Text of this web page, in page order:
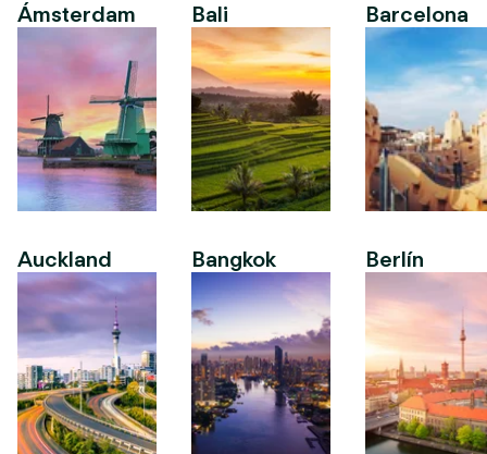
Ámsterdam
Auckland
Bali
Bangkok
Barcelona
Berlín